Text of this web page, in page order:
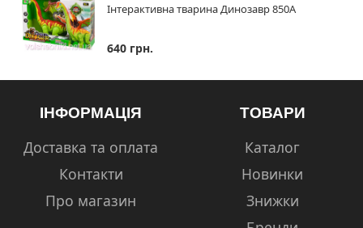
Інтерактивна тварина Динозавр 850A
640 грн.
ІНФОРМАЦІЯ
Доставка та оплата
Контакти
Про магазин
ТОВАРИ
Каталог
Новинки
Знижки